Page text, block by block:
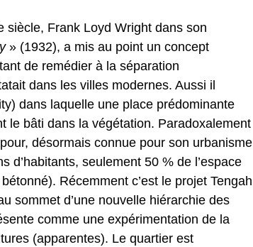
siècle, Frank Loyd Wright dans son
» (1932), a mis au point un concept
de remédier à la séparation
dans les villes modernes. Aussi il
dans laquelle une place prédominante
le bâti dans la végétation. Paradoxalement
désormais connue pour son urbanisme
d’habitants, seulement 50 % de l’espace
Récemment c’est le projet Tengah
sommet d’une nouvelle hiérarchie des
comme une expérimentation de la
(apparentes). Le quartier est